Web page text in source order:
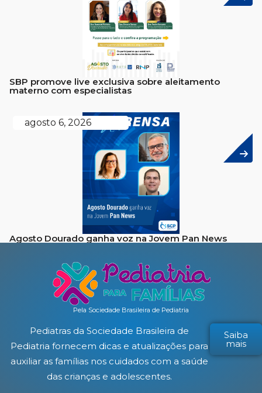
SBP promove live exclusiva sobre aleitamento
materno com especialistas
agosto 6, 2026
Agosto Dourado ganha voz na Jovem Pan News
Pela Sociedade Brasileira de Pediatria
Pediatras da Sociedade Brasileira de
Pediatria fornecem dicas e atualizações para
auxiliar as famílias nos cuidados com a saúde
das crianças e adolescentes.
Saiba
mais